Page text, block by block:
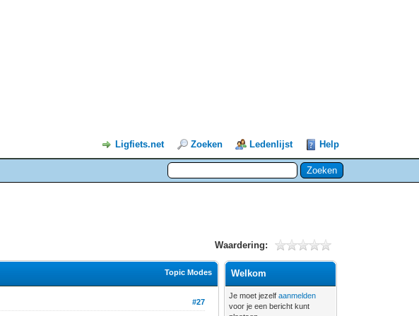
Ligfiets.net Zoeken Ledenlijst Help
Waardering:
Topic Modes
#27
Welkom
Je moet jezelfaanmelden
voor je een bericht kunt